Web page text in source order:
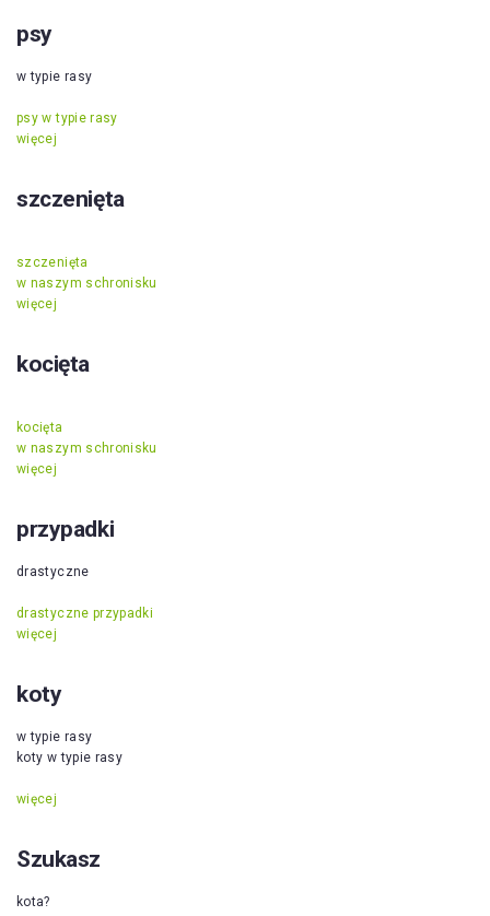
psy
w typie rasy
psy w typie rasy
więcej
szczenięta
szczenięta
w naszym schronisku
więcej
kocięta
kocięta
w naszym schronisku
więcej
przypadki
drastyczne
drastyczne przypadki
więcej
koty
w typie rasy
koty w typie rasy
więcej
Szukasz
kota?